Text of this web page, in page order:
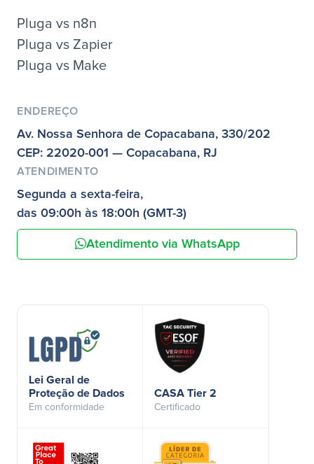
Pluga vs n8n
Pluga vs Zapier
Pluga vs Make
ENDEREÇO
Av. Nossa Senhora de Copacabana, 330/202
CEP: 22020-001 — Copacabana, RJ
ATENDIMENTO
Segunda a sexta-feira,
das 09:00h às 18:00h (GMT-3)
Atendimento via WhatsApp
Lei Geral de
Proteção de Dados
Em conformidade
CASA Tier 2
Certificado